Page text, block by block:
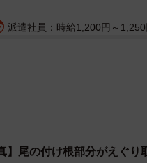
派遣社員：時給1,200円～1,250
】尾の付け根部分がえぐ